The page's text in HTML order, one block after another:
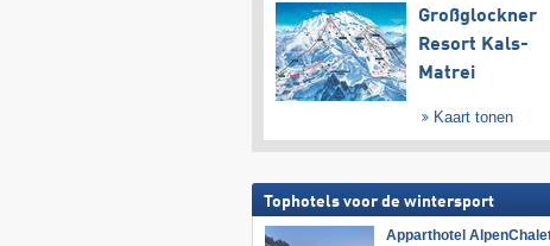
Großglockner
Resort Kals-
Matrei
Kaart tonen
Tophotels voor de wintersport
Apparthotel